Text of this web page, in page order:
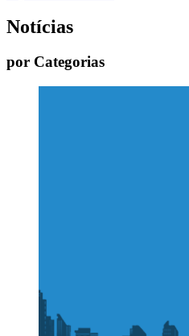
Notícias
por Categorias